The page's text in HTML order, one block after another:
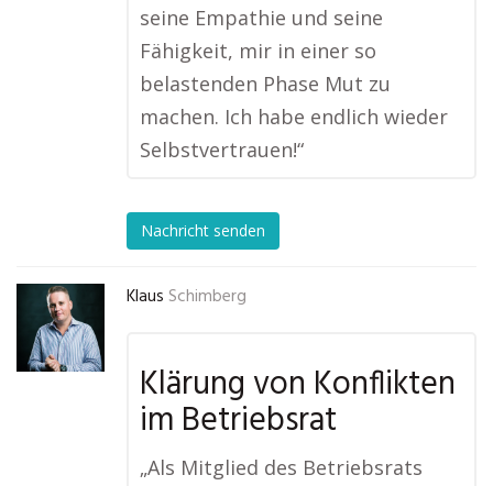
seine Empathie und seine
Fähigkeit, mir in einer so
belastenden Phase Mut zu
machen. Ich habe endlich wieder
Selbstvertrauen!“
Nachricht senden
Klaus Schimberg
Klärung von Konflikten
im Betriebsrat
„Als Mitglied des Betriebsrats